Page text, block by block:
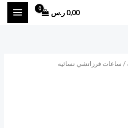
0,00 ر.س
/ ساعات فرزاتشي نسائيه
تم